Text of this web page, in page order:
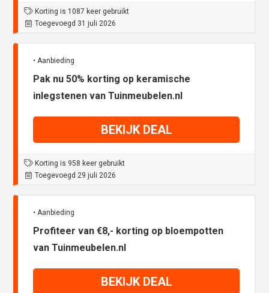
Korting is 1087 keer gebruikt
Toegevoegd 31 juli 2026
• Aanbieding
Pak nu 50% korting op keramische
inlegstenen van Tuinmeubelen.nl
BEKIJK DEAL
Korting is 958 keer gebruikt
Toegevoegd 29 juli 2026
• Aanbieding
Profiteer van €8,- korting op bloempotten
van Tuinmeubelen.nl
BEKIJK DEAL